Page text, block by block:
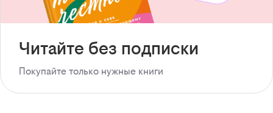
Читайте без подписки
Покупайте только нужные книги